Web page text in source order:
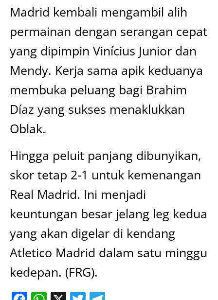
Madrid kembali mengambil alih
permainan dengan serangan cepat
yang dipimpin Vinícius Junior dan
Mendy. Kerja sama apik keduanya
membuka peluang bagi Brahim
Díaz yang sukses menaklukkan
Oblak.
Hingga peluit panjang dibunyikan,
skor tetap 2-1 untuk kemenangan
Real Madrid. Ini menjadi
keuntungan besar jelang leg kedua
yang akan digelar di kendang
Atletico Madrid dalam satu minggu
kedepan. (FRG).